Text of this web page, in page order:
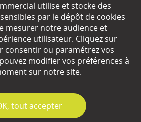
EN SAVOIR
Qui sommes-nous ?
Partenaires
Plan du site
utilise et stocke des
par le dépôt de cookies
mesurer notre audience et
utilisateur. Cliquez sur
consentir ou paramétrez vos
modifier vos préférences à
sur notre site.
tout accepter